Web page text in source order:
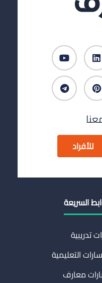
للأفراد
السريعة
تدريبية
التعليمية
معارف